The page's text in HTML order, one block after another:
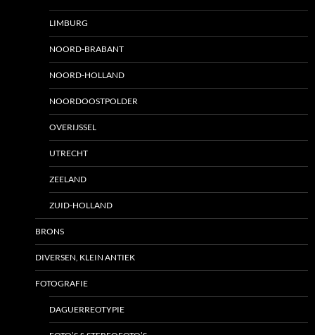
LIMBURG
NOORD-BRABANT
NOORD-HOLLAND
NOORDOOSTPOLDER
OVERIJSSEL
UTRECHT
ZEELAND
ZUID-HOLLAND
BRONS
DIVERSEN, KLEIN ANTIEK
FOTOGRAFIE
DAGUERREOTYPIE